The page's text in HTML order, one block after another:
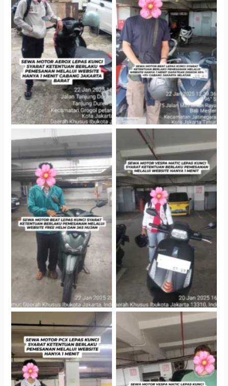
Cabang Jakarta Barat
Cityplaza Jatinegara
Gedung Parkir P6A
Cityplaza Jatinegara
Gedung Parkir P6A
Cityplaza Jatinegara
Gedung Parkir P6A